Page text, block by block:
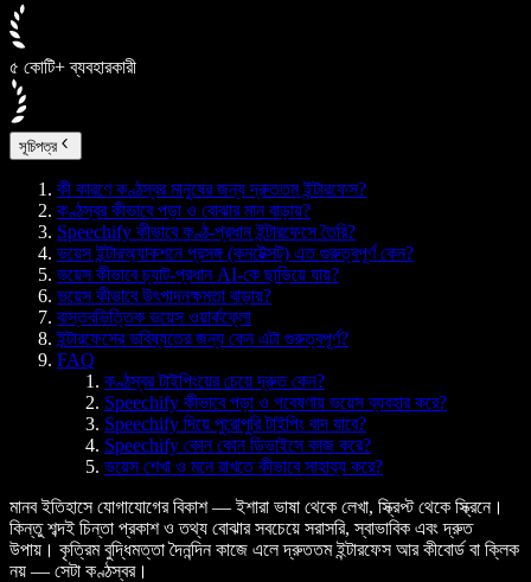
৫ কোটি+ ব্যবহারকারী
সূচিপত্র
কী কারণে কণ্ঠস্বর মানুষের জন্য দ্রুততম ইন্টারফেস?
কণ্ঠস্বর কীভাবে পড়া ও বোঝার মান বাড়ায়?
Speechify কীভাবে কণ্ঠ-প্রধান ইন্টারফেসে তৈরি?
ভয়েস ইন্টারঅ্যাকশনে প্রসঙ্গ (কনটেক্সট) এত গুরুত্বপূর্ণ কেন?
ভয়েস কীভাবে চ্যাট-প্রধান AI-কে ছাড়িয়ে যায়?
ভয়েস কীভাবে উৎপাদনক্ষমতা বাড়ায়?
বাস্তবভিত্তিক ভয়েস ওয়ার্কফ্লো
ইন্টারফেসের ভবিষ্যতের জন্য কেন এটা গুরুত্বপূর্ণ?
FAQ
কণ্ঠস্বর টাইপিংয়ের চেয়ে দ্রুত কেন?
Speechify কীভাবে পড়া ও গবেষণায় ভয়েস ব্যবহার করে?
Speechify দিয়ে পুরোপুরি টাইপিং বাদ যাবে?
Speechify কোন কোন ডিভাইসে কাজ করে?
ভয়েস শেখা ও মনে রাখতে কীভাবে সাহায্য করে?
মানব ইতিহাসে যোগাযোগের বিকাশ — ইশারা ভাষা থেকে লেখা, স্ক্রিপ্ট থেকে স্ক্রিনে।
কিন্তু শব্দই চিন্তা প্রকাশ ও তথ্য বোঝার সবচেয়ে সরাসরি, স্বাভাবিক এবং দ্রুত
উপায়। কৃত্রিম বুদ্ধিমত্তা দৈনন্দিন কাজে এলে দ্রুততম ইন্টারফেস আর কীবোর্ড বা ক্লিক
নয় — সেটা কণ্ঠস্বর।